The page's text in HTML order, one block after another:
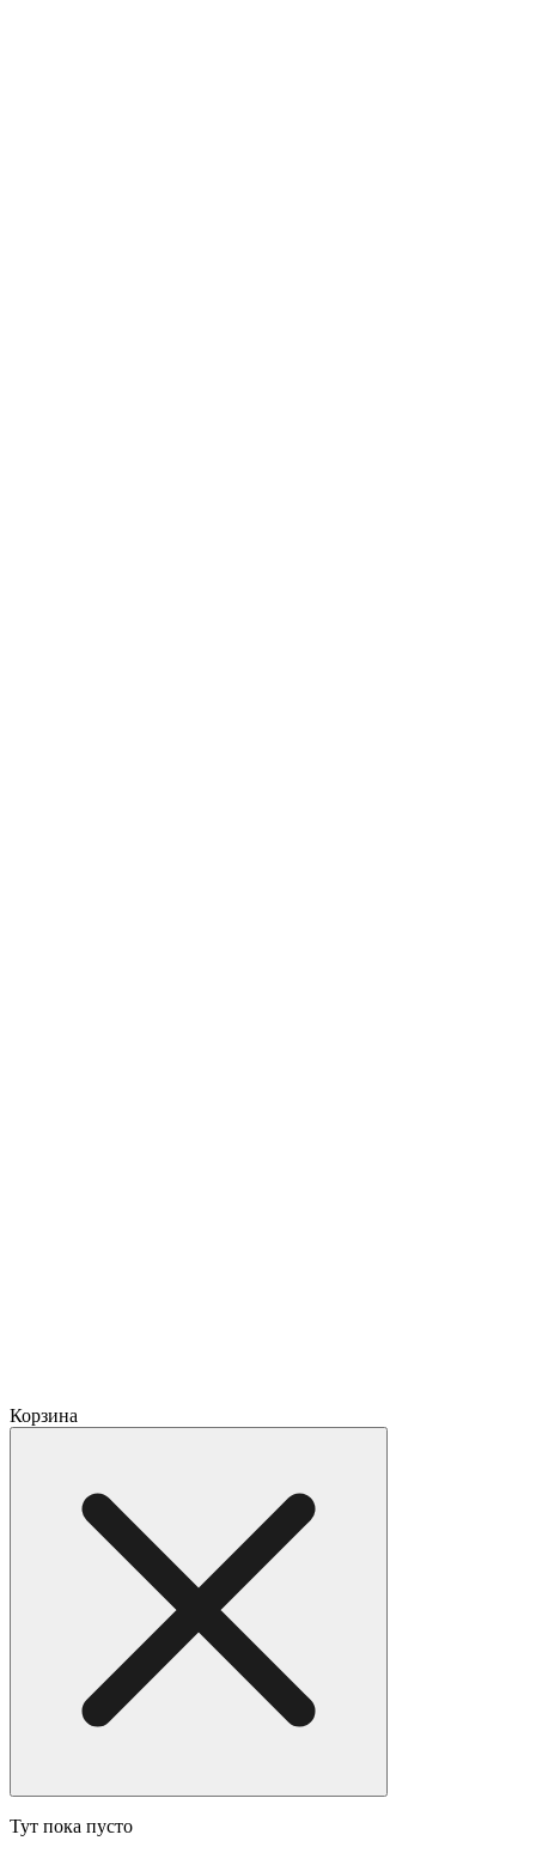
Корзина
Тут пока пусто